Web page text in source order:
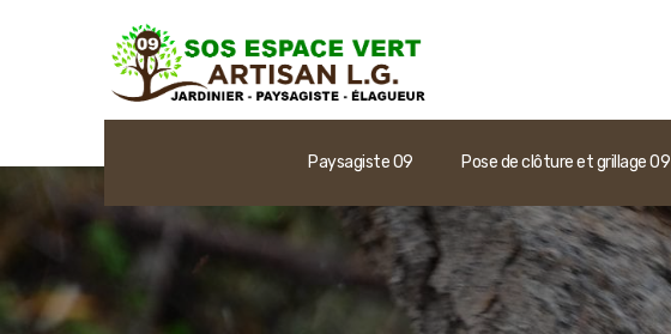
Paysagiste 09 Pose de clôture et grillage 09